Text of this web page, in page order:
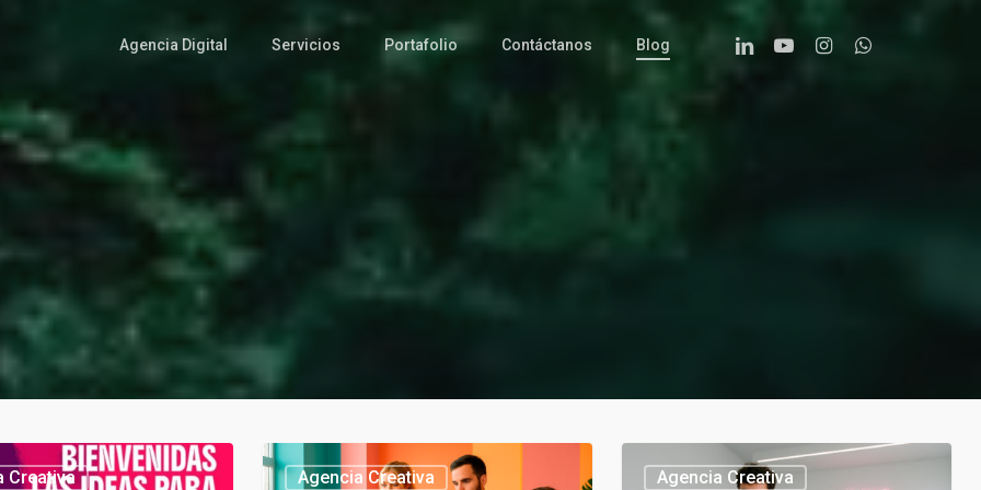
Agencia Digital Servicios Portafolio Contáctanos Blog LinkedinYoutubeInstagramWhatsapp
Creativa
Agencia
Agencia Creativa Agencia Creativa